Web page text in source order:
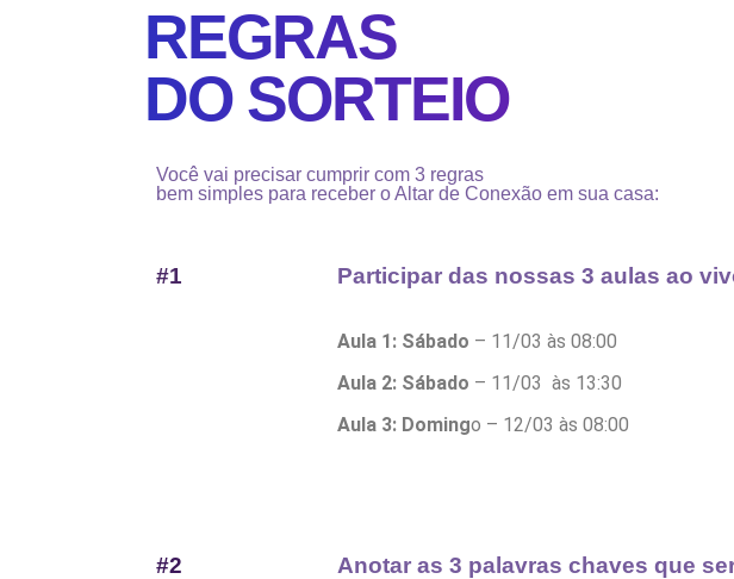
REGRAS
DO SORTEIO
Você vai precisar cumprir com 3 regras
bem simples para receber o Altar de Conexão em sua casa:
#1 Participar das nossas3 aulas ao
Aula 1: Sábado – 11/03 às 08:00
Aula 2: Sábado – 11/03 às 13:30
Aula 3: Domingo – 12/03 às 08:00
#2 Anotar as3 palavras chaves que